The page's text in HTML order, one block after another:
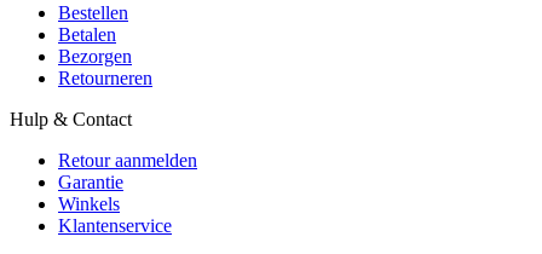
Bestellen
Betalen
Bezorgen
Retourneren
Hulp & Contact
Retour aanmelden
Garantie
Winkels
Klantenservice